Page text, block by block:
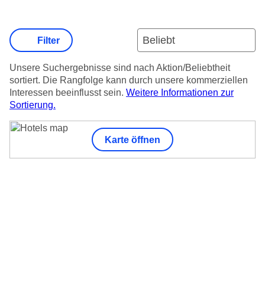
Unsere Suchergebnisse sind nach Aktion/Beliebtheit
sortiert. Die Rangfolge kann durch unsere kommerziellen
Interessen beeinflusst sein. Weitere Informationen zur
Sortierung.
Karte öffnen
Filter